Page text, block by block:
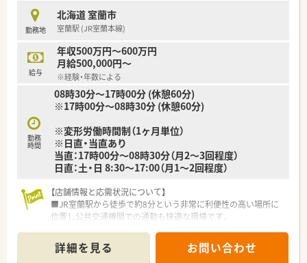
■ 定期的な昇給や賞与の支給はございませんが、時間外手当が
全額支給される仕組みです。
勤務地
北海道 室蘭市
室蘭駅 (JR室蘭本線)
給与
年収500万円～600万円
月給500,000円～
※経験・年数による
勤務
時間
08時30分〜17時00分 (休憩60分)
※17時00分〜08時30分 (休憩60分)
※変形労働時間制（1ヶ月単位）
※日直・当直あり
当直：17時00分〜08時30分（月2〜3回程度）
日直：土・日 8:30〜17:00（月1〜2回程度）
【店舗情報と応需状況について】
■JR室蘭駅から徒歩で約8分という非常に利便性の高い場所に
位置し公共交通機関での通勤も快適な環境です。
ど幅広い20以上の診療科目を応需しています。
■薬剤師は常勤7名と助手5名の体制で運用されており急性期病
詳細を見る お問い合わせ